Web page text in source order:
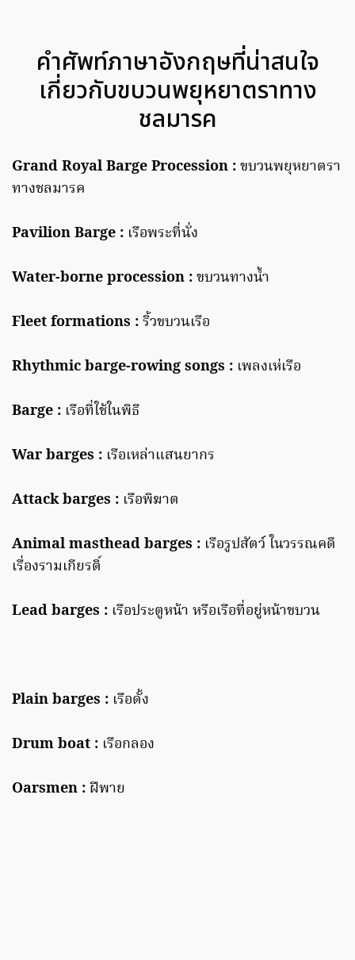
คำศัพท์ภาษาอังกฤษที่น่าสนใจ
เกี่ยวกับขบวนพยุหยาตราทาง
ชลมารค
Grand Royal Barge Procession :ขบวนพยุหยาตรา
ทางชลมารค
Pavilion Barge : เรือพระที่นั่ง
Water-borne procession :ขบวนทางน้ำ
Fleet formations :ริ้วขบวนเรือ
Rhythmic barge-rowing songs : เพลงเห่เรือ
Barge : เรือที่ใช้ในพิธี
War barges : เรือเหล่าแสนยากร
Attack barges : เรือพิฆาต
Animal masthead barges : เรือรูปสัตว์ ในวรรณคดี
เรื่องรามเกียรติ์
Lead barges : เรือประตูหน้า หรือเรือที่อยู่หน้าขบวน
Plain barges : เรือดั้ง
Drum boat : เรือกลอง
Oarsmen :ฝีพาย